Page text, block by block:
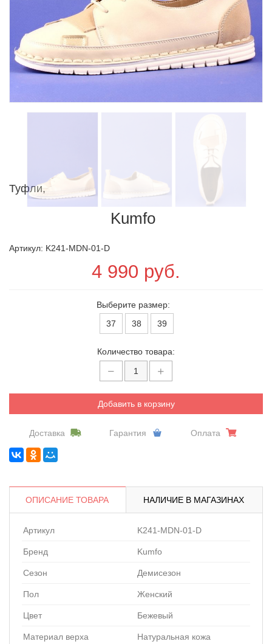
Туфли,
Kumfo
Артикул: K241-MDN-01-D
4 990 руб.
Выберите размер:
37
38 39
Количество товара:
Добавить в корзину
Доставка Гарантия Оплата
ОПИСАНИЕ ТОВАРА НАЛИЧИЕ В МАГАЗИНАХ
Артикул K241-MDN-01-D
Бренд Kumfo
Сезон Демисезон
Пол Женский
Цвет Бежевый
Материал верха Натуральная кожа